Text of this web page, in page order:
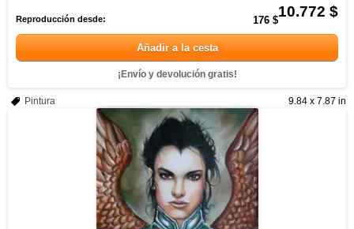
10.772 $
Reproducción desde: 176 $
Añadir a la cesta
¡Envío y devolución gratis!
9.84 x 7.87 in
Pintura